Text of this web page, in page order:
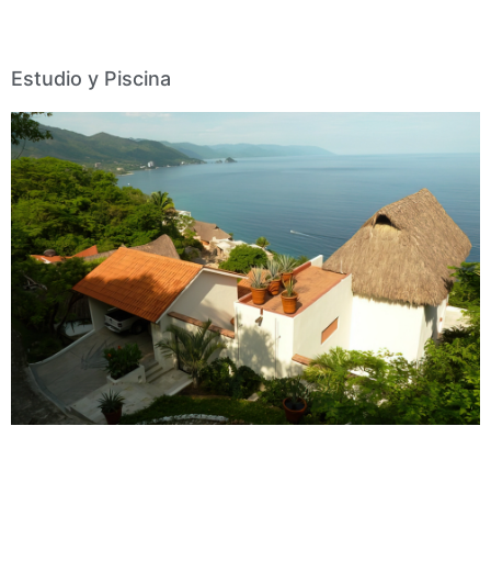
Estudio y Piscina